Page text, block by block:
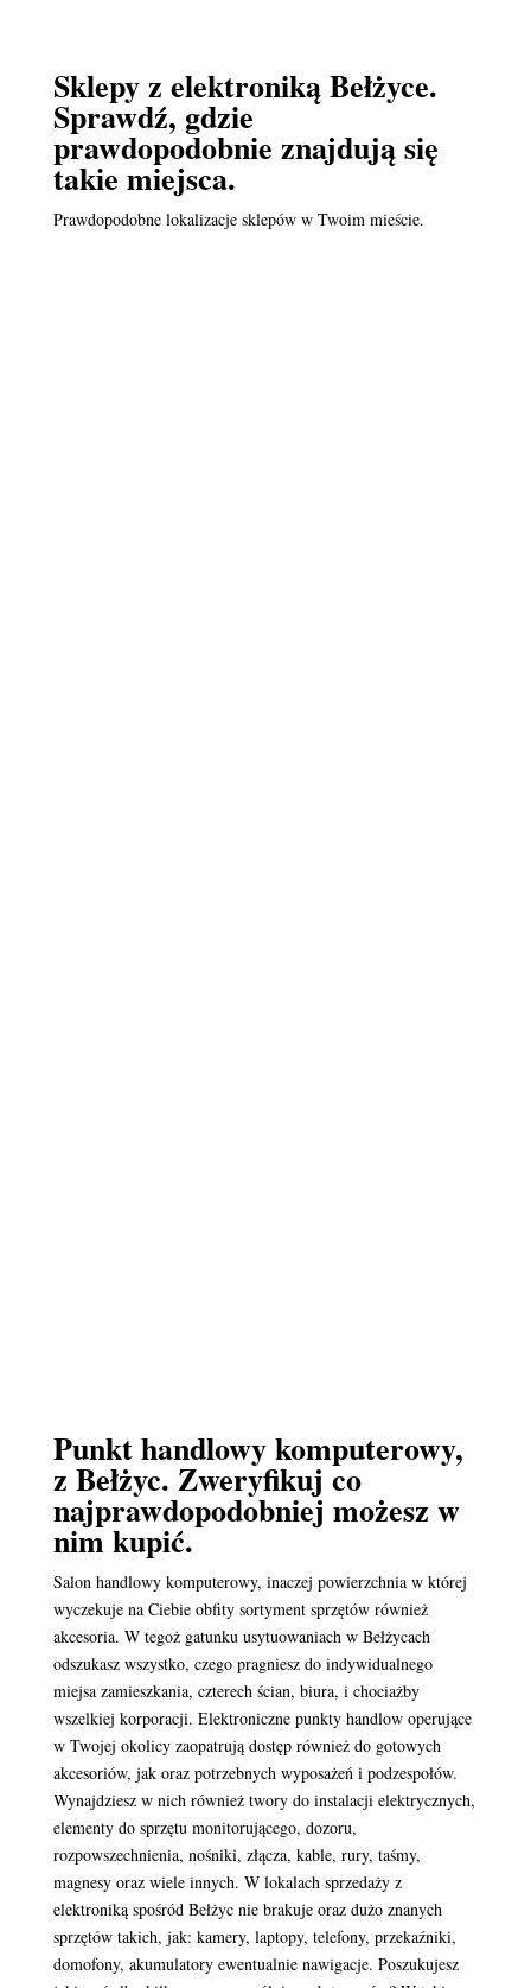
Sklepy z elektroniką Bełżyce.
Sprawdź, gdzie
prawdopodobnie znajdują się
takie miejsca.
Prawdopodobne lokalizacje sklepów w Twoim mieście.
Punkt handlowy komputerowy,
z Bełżyc. Zweryfikuj co
najprawdopodobniej możesz w
nim kupić.
Salon handlowy komputerowy, inaczej powierzchnia w której
wyczekuje na Ciebie obfity sortyment sprzętów również
akcesoria. W tegoż gatunku usytuowaniach w Bełżycach
odszukasz wszystko, czego pragniesz do indywidualnego
miejsa zamieszkania, czterech ścian, biura, i chociażby
wszelkiej korporacji. Elektroniczne punkty handlow operujące
w Twojej okolicy zaopatrują dostęp również do gotowych
akcesoriów, jak oraz potrzebnych wyposażeń i podzespołów.
Wynajdziesz w nich również twory do instalacji elektrycznych,
elementy do sprzętu monitorującego, dozoru,
rozpowszechnienia, nośniki, złącza, kable, rury, taśmy,
magnesy oraz wiele innych. W lokalach sprzedaży z
elektroniką spośród Bełżyc nie brakuje oraz dużo znanych
sprzętów takich, jak: kamery, laptopy, telefony, przekaźniki,
domofony, akumulatory ewentualnie nawigacje. Poszukujesz